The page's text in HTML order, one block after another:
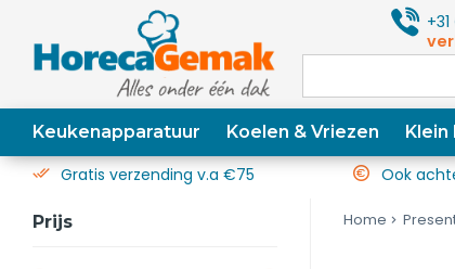
+31
Keukenapparatuur Koelen & Vriezen Klein
Gratis verzending v.a €75 Ook
Prijs Home